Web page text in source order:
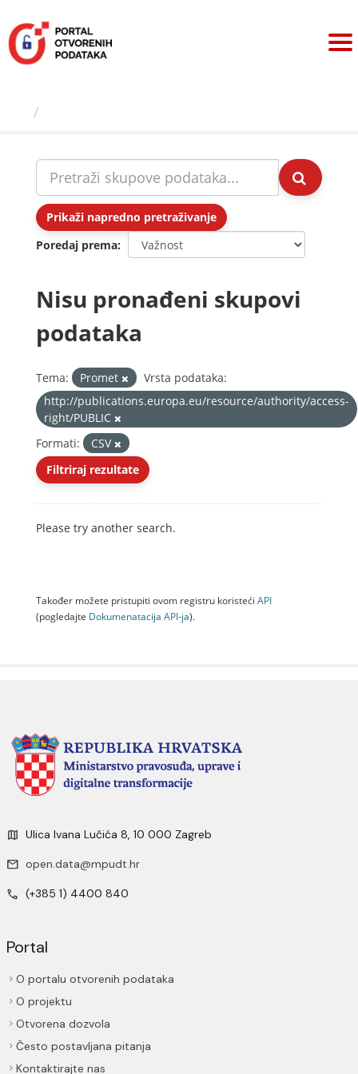
sadržaj
Prikaži napredno pretraživanje
Poredaj prema
Nisu pronađeni skupovi
podataka
Tema: Promet
Vrsta podataka:
http://publications.europa.eu/resource/authority/access-
right/PUBLIC
Formati:
CSV
Filtriraj rezultate
Please try another search.
Također možete pristupiti ovom registru koristeći API
(pogledajte Dokumenаtаcijа API-jа).